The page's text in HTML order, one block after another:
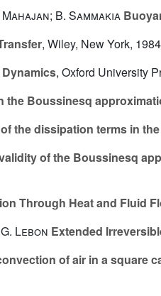
B. Sammakia
, Wiley, New York, 1984
, Oxford University
the Boussinesq
the dissipation terms in
of the Boussinesq
Through Heat and Fluid
Lebon Extended
of air in a square